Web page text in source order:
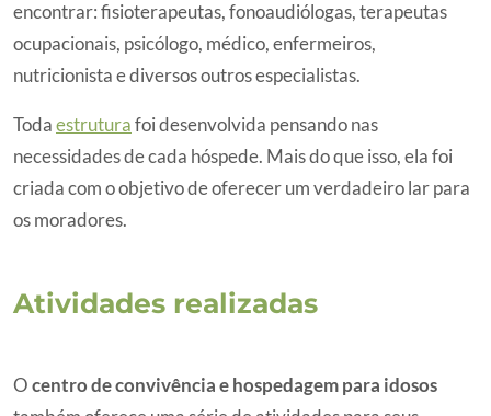
encontrar: fisioterapeutas, fonoaudiólogas, terapeutas
ocupacionais, psicólogo, médico, enfermeiros,
nutricionista e diversos outros especialistas.
Toda estrutura foi desenvolvida pensando nas
necessidades de cada hóspede. Mais do que isso, ela foi
criada com o objetivo de oferecer um verdadeiro lar para
os moradores.
Atividades realizadas
O centro de convivência e hospedagem para idosos